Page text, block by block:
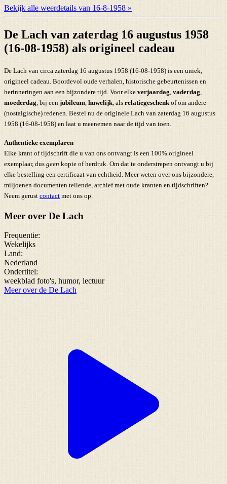
Bekijk alle weerdetails van 16-8-1958 »
De Lach van zaterdag 16 augustus 1958
(16-08-1958) als origineel cadeau
De Lach van circa zaterdag 16 augustus 1958 (16-08-1958) is een uniek,
origineel cadeau. Boordevol oude verhalen, historische gebeurtenissen en
herinneringen aan een bijzondere tijd. Voor elke verjaardag vaderdag
moederdag , bij een jubileum huwelijk , als relatiegeschenk of om andere
(nostalgische) redenen. Bestel nu de originele Lach van zaterdag 16 augustus
1958 (16-08-1958) en laat u meenemen naar de tijd van toen.
Authentieke exemplaren
Elke krant of tijdschrift die u van ons ontvangt is een 100% origineel
exemplaar, dus geen kopie of herdruk. Om dat te onderstrepen ontvangt u bij
elke bestelling een certificaat van echtheid. Meer weten over ons bijzondere,
miljoenen documenten tellende, archief met oude kranten en tijdschriften?
Neem gerust contact met ons op.
Meer over De Lach
Frequentie:
Wekelijks
Land:
Nederland
Ondertitel:
weekblad foto's, humor, lectuur
Meer over de De Lach